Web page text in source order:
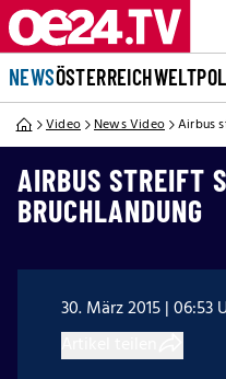
NEWSÖSTERREICHWELT
Video News Video Airbus
AIRBUS STREIFT
BRUCHLANDUNG
30. März 2015 | 06:53